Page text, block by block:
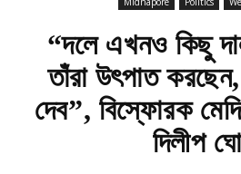
“দলে এখনও কিছু
তাঁরা উৎপাত
দেব”, বিস্ফোরক
দিলীপ